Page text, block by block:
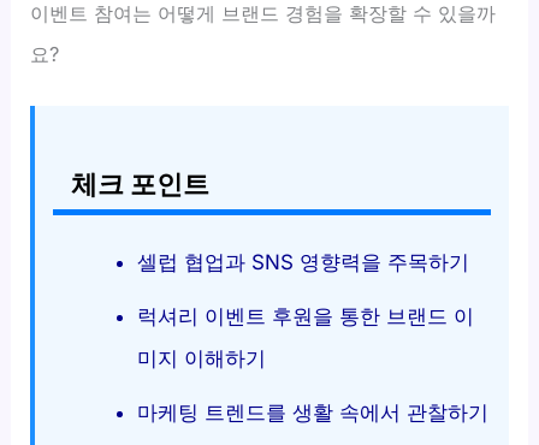
이벤트 참여는 어떻게 브랜드 경험을 확장할 수 있을까
요?
체크 포인트
셀럽 협업과 SNS 영향력을 주목하기
럭셔리 이벤트 후원을 통한 브랜드 이
미지 이해하기
마케팅 트렌드를 생활 속에서 관찰하기